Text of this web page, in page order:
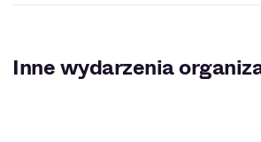
Inne wydarzenia